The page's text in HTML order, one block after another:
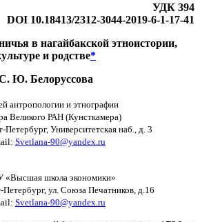
УДК 394
DOI 10.18413/2312-3044-2019-6-1-17-41
в нагайбакской этноистории,
и родстве*
Ю. Белоруссова
антропологии и этнографии
Великого РАН (Кунсткамера)
Петербург, Университетская наб., д. 3
Svetlana-90@yandex.ru
«Высшая школа экономики»
Петербург, ул. Союза Печатников, д.16
Svetlana-90@yandex.ru